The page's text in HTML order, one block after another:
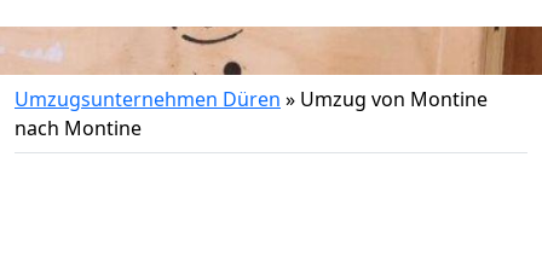
Umzugsunternehmen Düren » Umzug von Montine
nach Montine